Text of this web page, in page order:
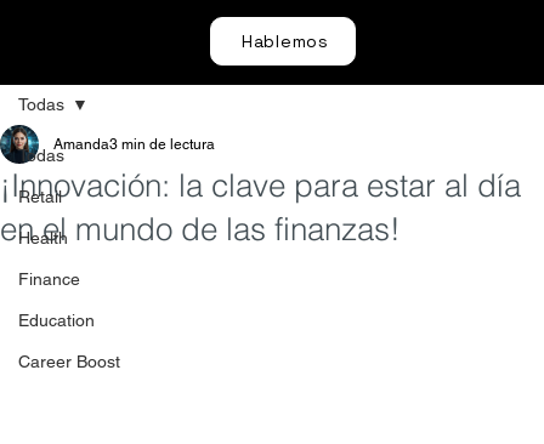
Hablemos
Todas
Retail
Health
Finance
Education
Career Boost
Todas
¡Innovación: la clave para estar al día
en el mundo de las finanzas!
Amanda3 min de lectura